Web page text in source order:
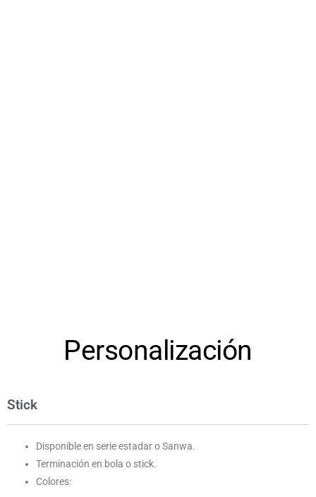
Personalización
Stick
Disponible en serie estadar o Sanwa.
Terminación en bola o stick.
Colores: